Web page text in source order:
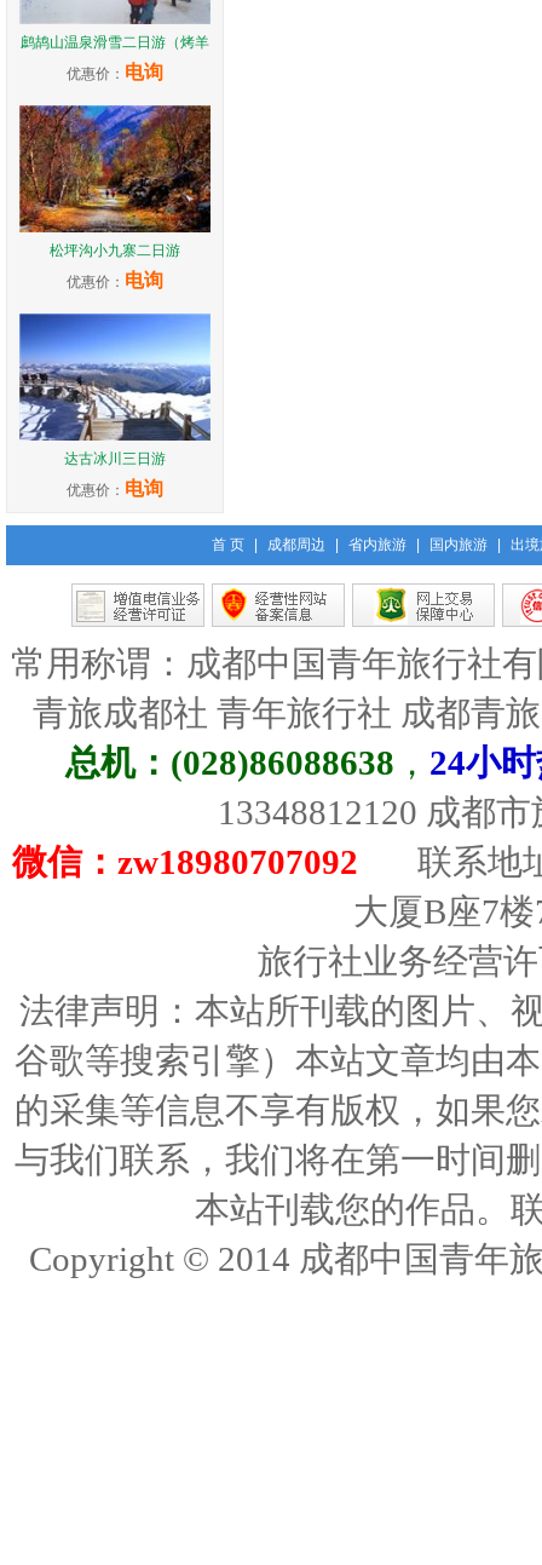
鹧鸪山温泉滑雪二日游（烤羊
优惠价： 电询
松坪沟小九寨二日游
优惠价： 电询
达古冰川三日游
优惠价： 电询
首 页 成都周边 省内旅游 国内旅游 出
常用称谓：成都中国青年旅行社
青旅成都社 青年旅行社 成都青
总机：(028)86088638 ， 24小
13348812120 成都
微信：zw18980707092
联系地
大厦B座7
旅行社业务经营
法律声明：本站所刊载的图片、
谷歌等搜索引擎）本站文章均由
的采集等信息不享有版权，如果
与我们联系，我们将在第一时间
本站刊载您的作品。
Copyright © 2014 成都中国青年